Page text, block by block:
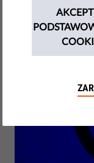
czerwca 29, 2021